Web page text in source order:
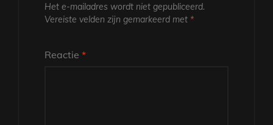
Het e-mailadres wordt niet gepubliceerd.
Vereiste velden zijn gemarkeerd met *
Reactie *